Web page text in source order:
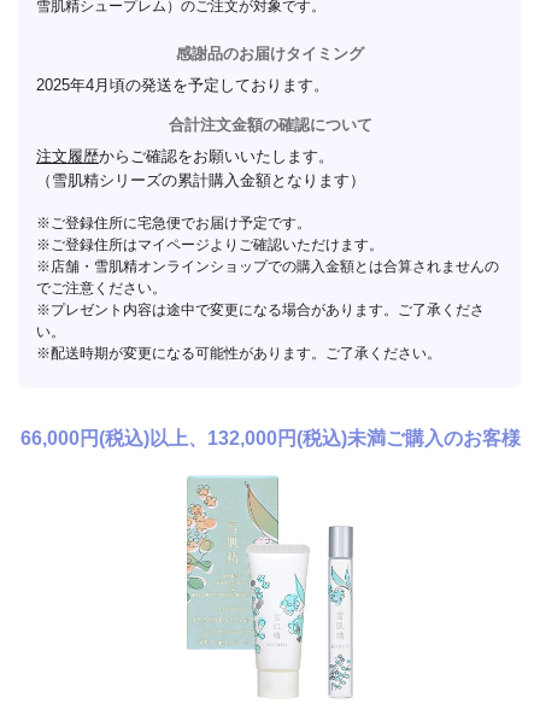
雪肌精シュープレム）のご注文が対象です。
感謝品のお届けタイミング
2025年4月頃の発送を予定しております。
合計注文金額の確認について
注文履歴からご確認をお願いいたします。
（雪肌精シリーズの累計購入金額となります）
ご登録住所に宅急便でお届け予定です。
ご登録住所はマイページよりご確認いただけます。
店舗・雪肌精オンラインショップでの購入金額とは合算されませんの
でご注意ください。
プレゼント内容は途中で変更になる場合があります。ご了承くださ
い。
配送時期が変更になる可能性があります。ご了承ください。
66,000円(税込)以上、132,000円(税込)未満ご購入のお客様